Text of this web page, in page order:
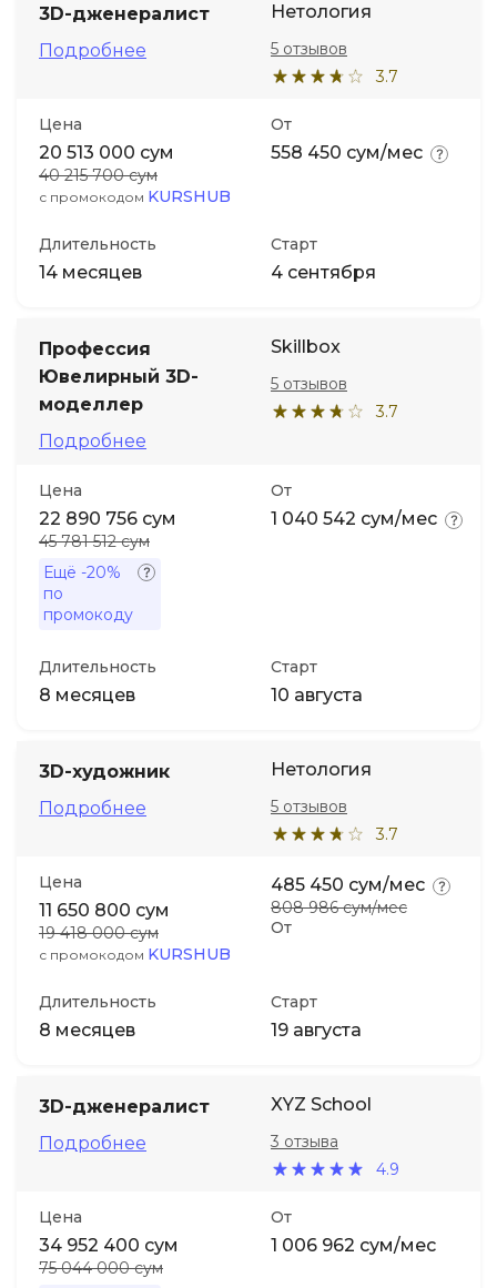
3D-дженералист
Подробнее
Нетология
3.7
5 отзывов
Цена
20 513 000 сум
40 215 700 сум
с промокодом KURSHUB
От
558 450 сум/мес
Длительность
14 месяцев
Старт
4 сентября
Профессия
Ювелирный 3D-
моделлер
Подробнее
Skillbox
3.7
5 отзывов
Цена
22 890 756 сум
45 781 512 сум
Ещё -20%
по
промокоду
От
1 040 542 сум/мес
Длительность
8 месяцев
Старт
10 августа
3D-художник
Подробнее
Нетология
3.7
5 отзывов
Цена
11 650 800 сум
19 418 000 сум
с промокодом KURSHUB
От
485 450 сум/мес
808 986 сум/мес
Длительность
8 месяцев
Старт
19 августа
3D-дженералист
Подробнее
XYZ School
4.9
3 отзыва
Цена
34 952 400 сум
75 044 000 сум
От
1 006 962 сум/мес